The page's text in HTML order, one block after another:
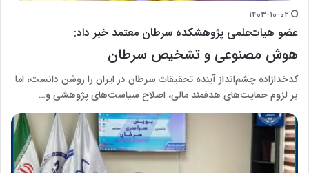
۱۴۰۳-۱۰-۰۲
عضو هیات‌علمی پژوهشکده سرطان معتمد خبر داد:
هوش مصنوعی و تشخیص سرطان
کدخدازاده چشم‌انداز آینده تحقیقات سرطان در ایران را روشن دانست، اما
بر لزوم حمایت‌های هدفمند مالی، اصلاح سیاست‌های پژوهشی و…